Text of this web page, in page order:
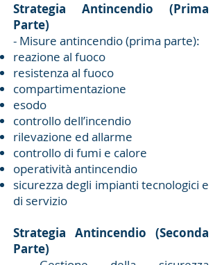
Strategia Antincendio (Prima
Parte)
- Misure antincendio (prima parte):
reazione al fuoco
resistenza al fuoco
compartimentazione
esodo
controllo dell’incendio
rilevazione ed allarme
controllo di fumi e calore
operatività antincendio
sicurezza degli impianti tecnologici e
di servizio
Strategia Antincendio (Seconda
Parte)